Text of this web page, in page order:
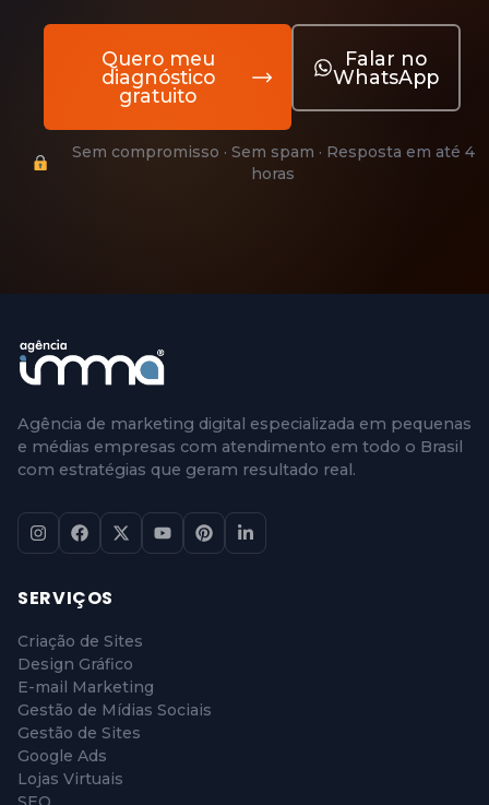
Quero meu
diagnóstico
gratuito
Falar no
WhatsApp
Sem compromisso · Sem spam · Resposta em até 4
horas
Agência de marketing digital especializada em pequenas
e médias empresas com atendimento em todo o Brasil
com estratégias que geram resultado real.
SERVIÇOS
Criação de Sites
Design Gráfico
E-mail Marketing
Gestão de Mídias Sociais
Gestão de Sites
Google Ads
Lojas Virtuais